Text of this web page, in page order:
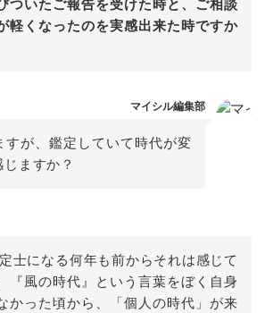
ついたご報告を受けた時と、ご相談
軽くなったのを実感出来た時ですか
マイシル編集部
すが、鑑定していて時代が変
ますか？
士になる何年も前からそれは感じて
『風の時代』という言葉をぼく自身
かった頃から、「個人の時代」が来